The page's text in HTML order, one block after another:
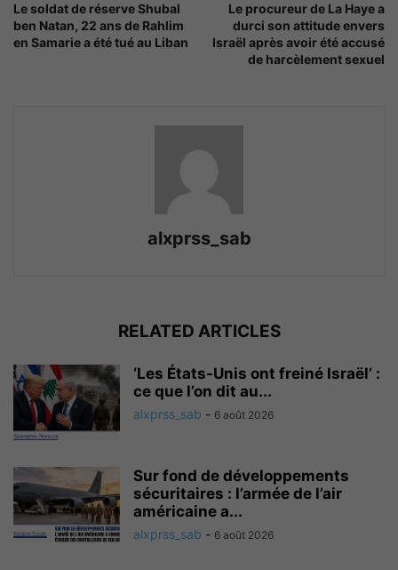
Le soldat de réserve Shubal
ben Natan, 22 ans de Rahlim
en Samarie a été tué au Liban
Le procureur de La Haye a
durci son attitude envers
Israël après avoir été accusé
de harcèlement sexuel
alxprss_sab
RELATED ARTICLES
‘Les États-Unis ont freiné Israël’ :
ce que l’on dit au...
alxprss_sab - 6 août 2026
Sur fond de développements
sécuritaires : l’armée de l’air
américaine a...
alxprss_sab - 6 août 2026